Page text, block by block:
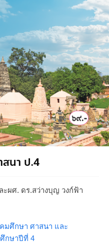
นา ป.4
ะผศ. ดร.สว่างบุญ วงก์ฟ้า
มศึกษา ศาสนา และ
กษาปีที่ 4